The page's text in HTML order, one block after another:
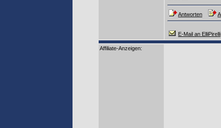
Antworten
E-Mail an ElliPirelli
Affiliate-Anzeigen: